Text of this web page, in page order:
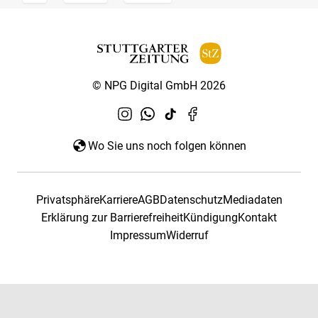
© NPG Digital GmbH 2026
Wo Sie uns noch folgen können
PrivatsphäreKarriereAGBDatenschutzMediadaten
Erklärung zur BarrierefreiheitKündigungKontakt
ImpressumWiderruf